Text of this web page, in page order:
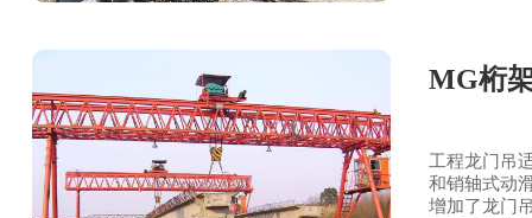
MG桁
工程龙门吊
和销轴式动
增加了龙门